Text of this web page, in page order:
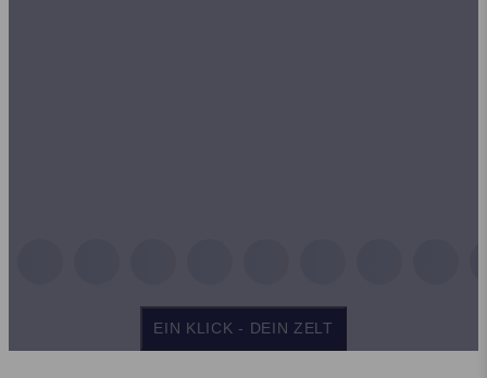
EIN KLICK - DEIN ZELT